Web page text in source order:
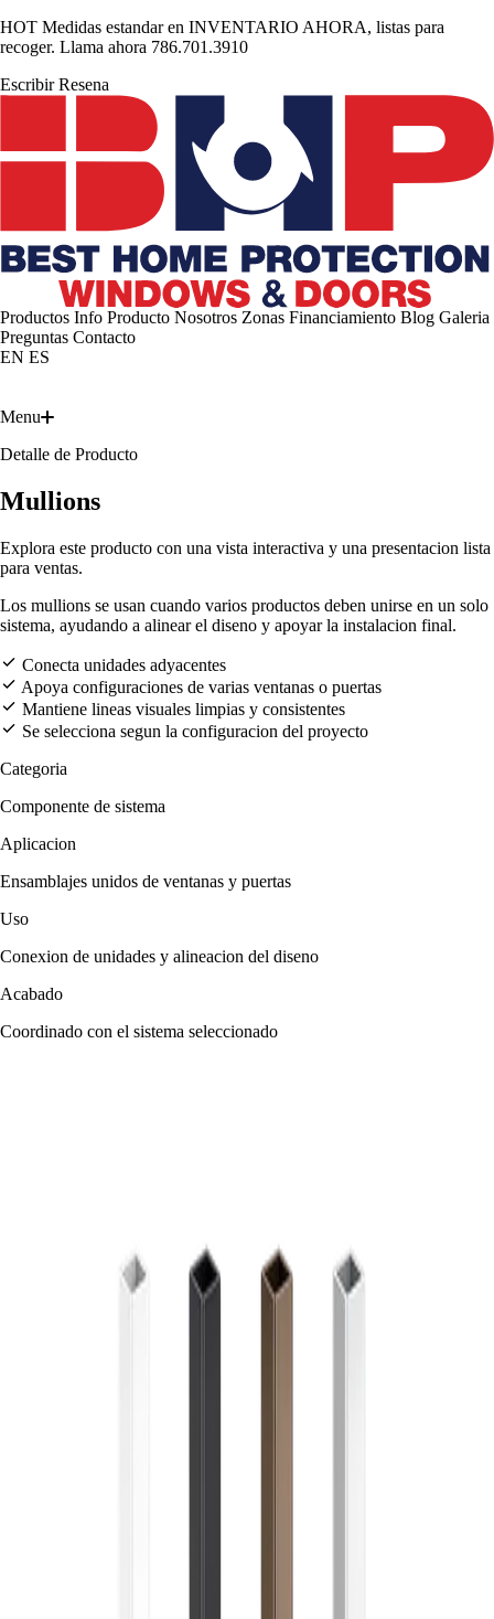
HOT Medidas estandar en INVENTARIO AHORA, listas para
recoger. Llama ahora 786.701.3910
Escribir Resena
Productos Info Producto Nosotros Zonas Financiamiento Blog Galeria
Preguntas Contacto
EN ES
Menu
Detalle de Producto
Mullions
Explora este producto con una vista interactiva y una presentacion lista
para ventas.
Los mullions se usan cuando varios productos deben unirse en un solo
sistema, ayudando a alinear el diseno y apoyar la instalacion final.
Conecta unidades adyacentes
Apoya configuraciones de varias ventanas o puertas
Mantiene lineas visuales limpias y consistentes
Se selecciona segun la configuracion del proyecto
Categoria
Componente de sistema
Aplicacion
Ensamblajes unidos de ventanas y puertas
Uso
Conexion de unidades y alineacion del diseno
Acabado
Coordinado con el sistema seleccionado